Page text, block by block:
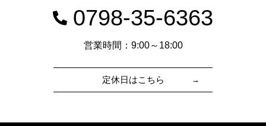
0798-35-6363
営業時間：9:00～18:00
定休日はこちら